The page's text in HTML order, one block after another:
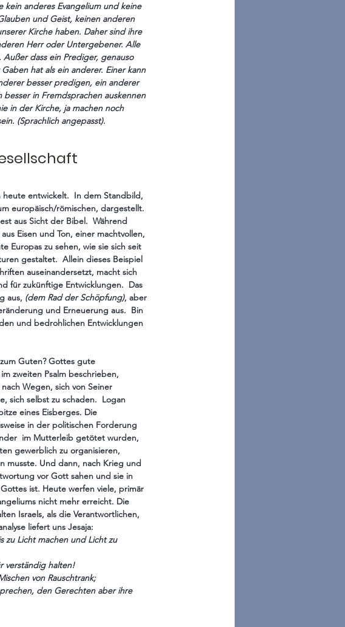
kein anderes Evangelium und keine
und Geist, keinen anderen
Kirche haben. Daher sind ihre
Herr oder Untergebener. Alle
dass ein Prediger, genauso
hat als ein anderer. Einer kann
besser predigen, ein anderer
in Fremdsprachen auskennen
in der Kirche, ja machen noch
(Sprachlich angepasst).
entwickelt.  In dem Standbild,
europäisch/römischen, dargestellt.
aus Sicht der Bibel.  Während
Eisen und Ton, einer machtvollen,
Europas zu sehen, wie sie sich seit
gestaltet.  Allein dieses Beispiel
auseinandersetzt, macht sich
für zukünftige Entwicklungen.  Das
aus, (dem Rad der Schöpfung), aber
und Erneuerung aus.  Bin
und bedrohlichen Entwicklungen
Guten? Gottes gute
zweiten Psalm beschrieben,
Wegen, sich von Seiner
sich selbst zu schaden.  Logan
eines Eisberges. Die
in der politischen Forderung
im Mutterleib getötet wurden,
gewerblich zu organisieren,
musste. Und dann, nach Krieg und
vor Gott sahen und sie in
ist. Heute werfen viele, primär
nicht mehr erreicht. Die
Israels, als die Verantwortlichen,
liefert uns Jesaja:
verständig halten!
von Rauschtrank;
den Gerechten aber ihre